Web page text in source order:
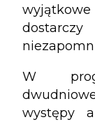
W
występy